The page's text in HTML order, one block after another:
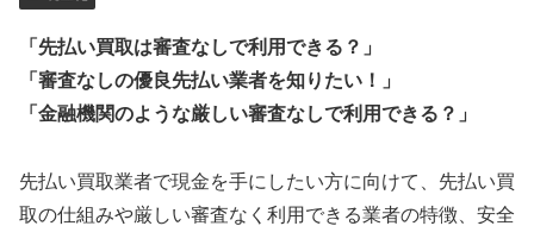
「先払い買取は審査なしで利用できる？」
「審査なしの優良先払い業者を知りたい！」
「金融機関のような厳しい審査なしで利用できる？」
先払い買取業者で現金を手にしたい方に向けて、先払い買
取の仕組みや厳しい審査なく利用できる業者の特徴、安全